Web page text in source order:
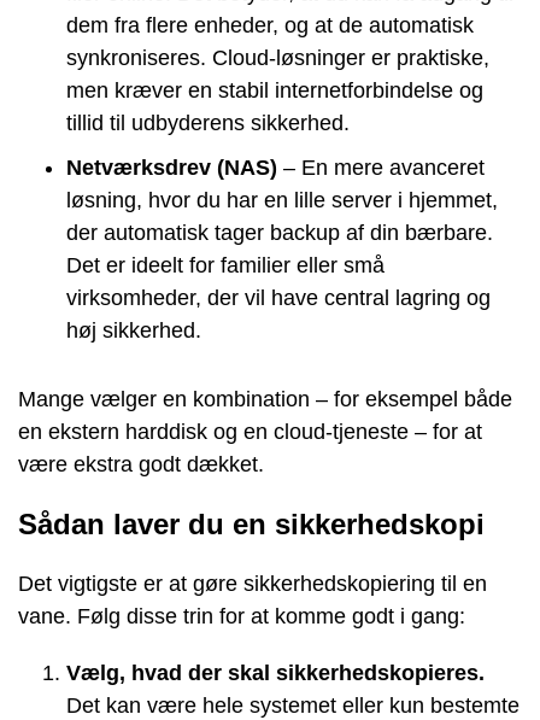
dem fra flere enheder, og at de automatisk
synkroniseres. Cloud-løsninger er praktiske,
men kræver en stabil internetforbindelse og
tillid til udbyderens sikkerhed.
Netværksdrev (NAS) – En mere avanceret
løsning, hvor du har en lille server i hjemmet,
der automatisk tager backup af din bærbare.
Det er ideelt for familier eller små
virksomheder, der vil have central lagring og
høj sikkerhed.
Mange vælger en kombination – for eksempel både
en ekstern harddisk og en cloud-tjeneste – for at
være ekstra godt dækket.
Sådan laver du en sikkerhedskopi
Det vigtigste er at gøre sikkerhedskopiering til en
vane. Følg disse trin for at komme godt i gang:
Vælg, hvad der skal sikkerhedskopieres.
Det kan være hele systemet eller kun bestemte